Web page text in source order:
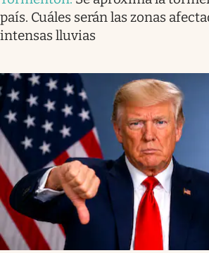
país. Cuáles serán las zonas
intensas lluvias